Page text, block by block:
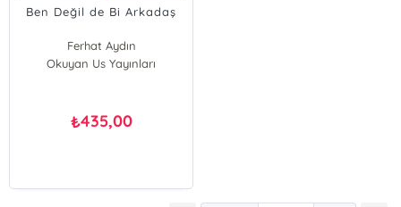
Ben Değil de Bi Arkadaş
Ferhat Aydın
Okuyan Us Yayınları
₺435,00